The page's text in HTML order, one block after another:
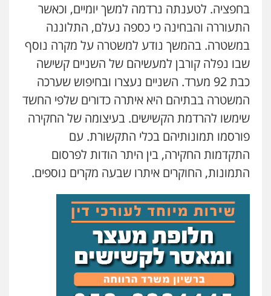
עו"ד מעיין שמחון
פלילי מעצרים וחקירות עורכי דין לענייני
אסירים
0587604050
עו"ד שאדי כבהא
פלילי עורכי דין לענייני אסירים
0525556970
עו"ד פאדי בראנסי
פלילי צווארון לבן עבירות בטחוניות מעצרים
וחקירות
0524122241
עו"ד אלינור טל
עבירות פליליות משפט מנהלי
אסירים ועדות שחרורים
0523823782
בחפציה. לטענתה נרדמה למשך יומיים, וכאשר
התעוררה והבחינה כי כספה נעלם, התלוננה
במשטרה. בהמשך נודע למשטרה על מקרה נוסף
שבו נפלה קורבן למעשיהם של השניים קשישה
כבת 92 מערד. השניים נעצרו ובחיפוש שערכה
המשטרה בבתיהם היא איתרה כדורים שלפי החשד
שימשו להרדמת הקשישים. בעיצומה של החקירה
פורסמו תמונותיהם בכלי התקשורת. עם
התקדמות החקירה, בין היתר הודות לפרסום
התמונות, החוקרים איתרו שבעה מקרים נוספים.